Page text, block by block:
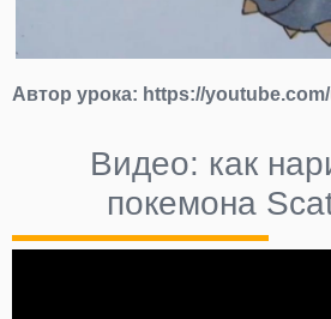
Автор урока: https://
Видео: как
покемона